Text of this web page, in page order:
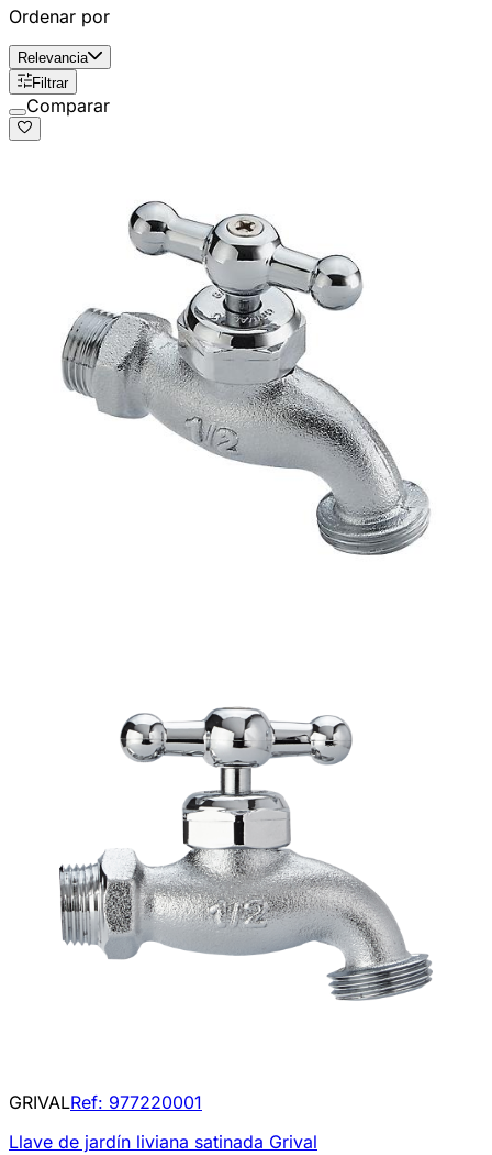
Ordenar por
Relevancia
Filtrar
Comparar
GRIVALRef: 977220001
Llave de jardín liviana satinada Grival